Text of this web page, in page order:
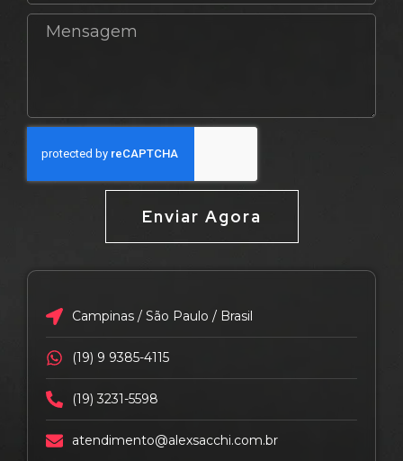
Enviar Agora
Campinas / São Paulo / Brasil
(19) 9 9385-4115
(19) 3231-5598
atendimento@alexsacchi.com.br